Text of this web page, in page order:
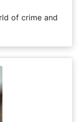
of crime and